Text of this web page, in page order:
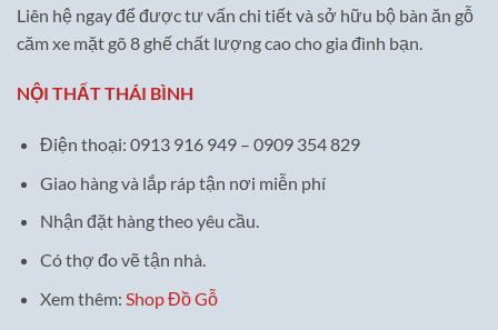
Liên hệ ngay để được tư vấn chi tiết và sở hữu bộ bàn ăn gỗ
căm xe mặt gõ 8 ghế chất lượng cao cho gia đình bạn.
NỘI THẤT THÁI BÌNH
Điện thoại: 0913 916 949 – 0909 354 829
Giao hàng và lắp ráp tận nơi miễn phí
Nhận đặt hàng theo yêu cầu.
Có thợ đo vẽ tận nhà.
Xem thêm: Shop Đồ Gỗ